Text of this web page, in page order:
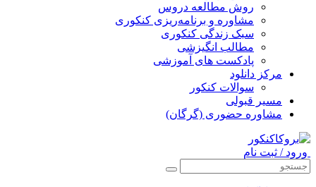
روش مطالعه دروس
مشاوره و برنامه‌ریزی کنکوری
سبک زندگی کنکوری
مطالب انگیزشی
پادکست های آموزشی
مرکز دانلود
سوالات کنکور
مسیر قبولی
مشاوره حضوری (گرگان)
ورود / ثبت نام